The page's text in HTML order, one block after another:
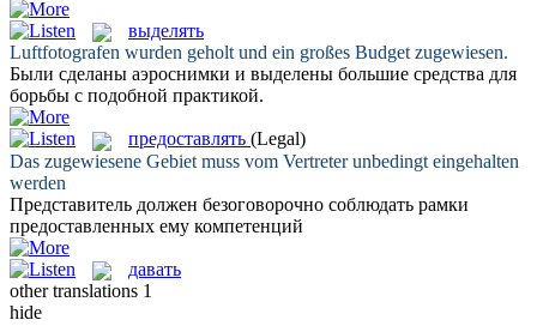
выделять
Luftfotografen wurden geholt und ein großes Budgetzugewiesen.
Были сделаны аэроснимки и выделены большие средства для
борьбы с подобной практикой.
предоставлять (Legal)
Das zugewiesene Gebiet muss vom Vertreter unbedingt eingehalten
werden
Представитель должен безоговорочно соблюдать рамки
предоставленных ему компетенций
давать
other translations 1
hide